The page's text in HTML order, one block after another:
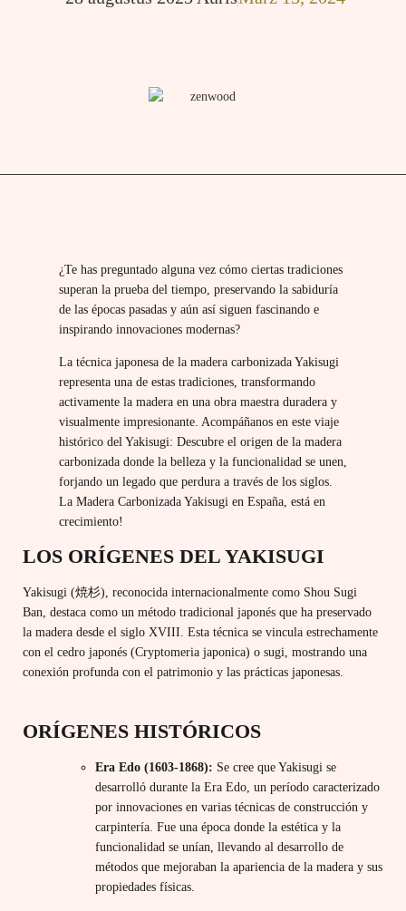
¿Te has preguntado alguna vez cómo ciertas tradiciones
superan la prueba del tiempo, preservando la sabiduría
de las épocas pasadas y aún así siguen fascinando e
inspirando innovaciones modernas?
La técnica japonesa de la madera carbonizada Yakisugi
representa una de estas tradiciones, transformando
activamente la madera en una obra maestra duradera y
visualmente impresionante. Acompáñanos en este viaje
histórico del Yakisugi: Descubre el origen de la madera
carbonizada donde la belleza y la funcionalidad se unen,
forjando un legado que perdura a través de los siglos.
La Madera Carbonizada Yakisugi en España, está en
crecimiento!
LOS ORÍGENES DEL YAKISUGI
Yakisugi (焼杉), reconocida internacionalmente como Shou Sugi
Ban, destaca como un método tradicional japonés que ha preservado
la madera desde el siglo XVIII. Esta técnica se vincula estrechamente
con el cedro japonés (Cryptomeria japonica) o sugi, mostrando una
conexión profunda con el patrimonio y las prácticas japonesas.
ORÍGENES HISTÓRICOS
Era Edo (1603-1868): Se cree que Yakisugi se
desarrolló durante la Era Edo, un período caracterizado
por innovaciones en varias técnicas de construcción y
carpintería. Fue una época donde la estética y la
funcionalidad se unían, llevando al desarrollo de
métodos que mejoraban la apariencia de la madera y sus
propiedades físicas.